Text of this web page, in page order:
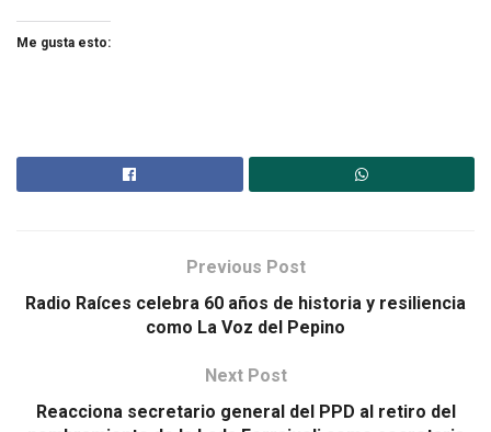
Me gusta esto:
Previous Post
Radio Raíces celebra 60 años de historia y resiliencia
como La Voz del Pepino
Next Post
Reacciona secretario general del PPD al retiro del